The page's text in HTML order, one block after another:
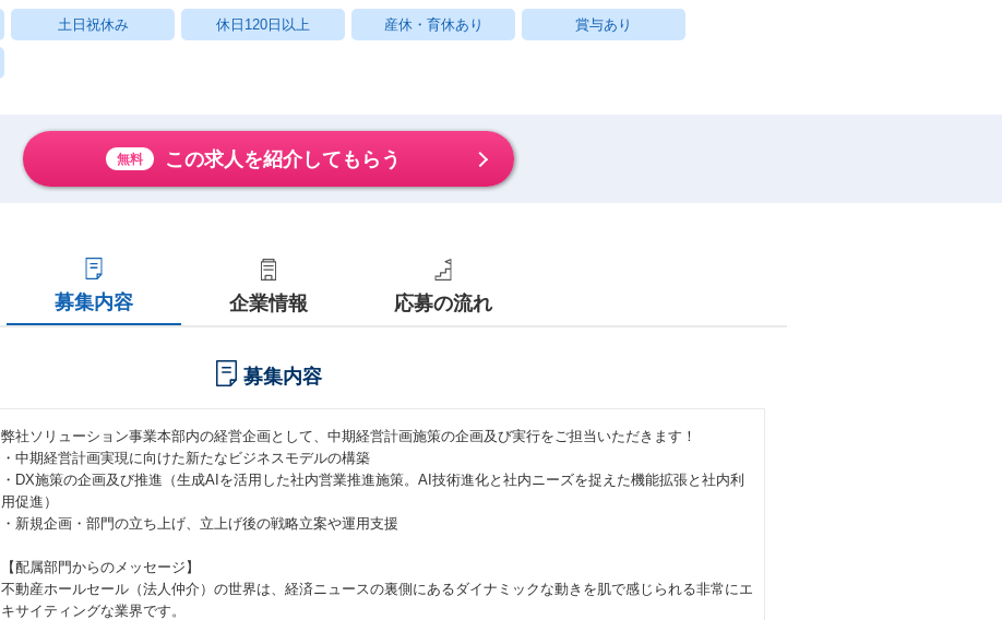
土日祝休み 休日120日以上 産休・育休あり 賞与あり
無料 この求人を紹介してもらう
募集内容 企業情報 応募の流れ
募集内容
弊社ソリューション事業本部内の経営企画として、中期経営計画施策の企画及び実行をご担当いただきます！
・中期経営計画実現に向けた新たなビジネスモデルの構築
・DX施策の企画及び推進（生成AIを活用した社内営業推進施策。AI技術進化と社内ニーズを捉えた機能拡張と社内利
用促進）
・新規企画・部門の立ち上げ、立上げ後の戦略立案や運用支援
【配属部門からのメッセージ】
不動産ホールセール（法人仲介）の世界は、経済ニュースの裏側にあるダイナミックな動きを肌で感じられる非常にエ
キサイティングな業界です。